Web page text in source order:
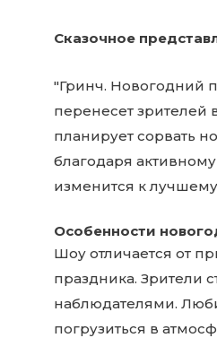
Сказочное
"Гринч. Новогодний
перенесет
планирует сорвать
благодаря
изменится к
Особенности
Шоу отличается от
праздника. Зрители
наблюдателями.
погрузиться в